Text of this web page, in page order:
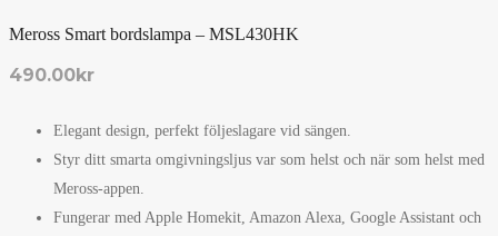
Meross Smart bordslampa – MSL430HK
490.00kr
Elegant design, perfekt följeslagare vid sängen.
Styr ditt smarta omgivningsljus var som helst och när som helst med
Meross-appen.
Fungerar med Apple Homekit, Amazon Alexa, Google Assistant och